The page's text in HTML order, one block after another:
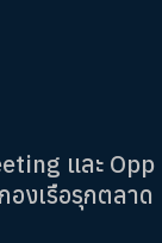
และ Opp
งเรือรุกตลาด